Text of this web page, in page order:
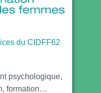
du CIDFF62
psychologique,
formation…